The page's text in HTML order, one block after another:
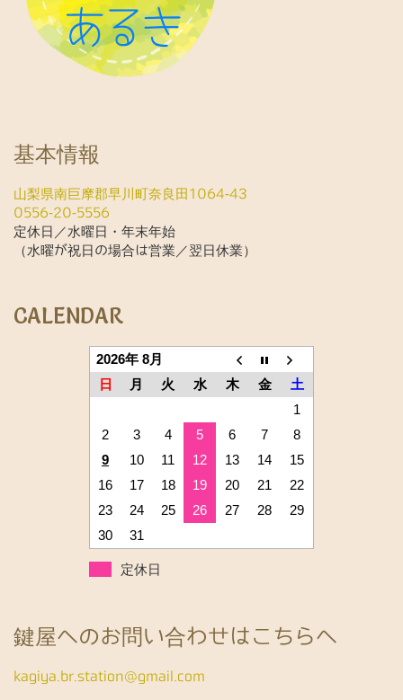
基本情報
山梨県南巨摩郡早川町奈良田1064-43
0556-20-5556
定休日／水曜日・年末年始
（水曜が祝日の場合は営業／翌日休業）
CALENDAR
2026年 8月
日
月 火 水 木 金
土
1
2
3 4 5 6 7
8
9
10 11 12 13 14
15
16
17 18 19 20 21
22
23
24 25 26 27 28
29
30
31
定休日
鍵屋へのお問い合わせはこちらへ
kagiya.br.station@gmail.com